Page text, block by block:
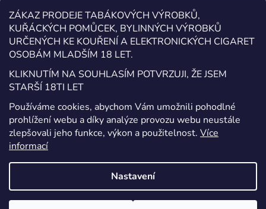
ZÁKAZ PRODEJE TABÁKOVÝCH VÝROBKŮ,
KUŘÁCKÝCH POMŮCEK, BYLINNÝCH VÝROBKŮ
URČENÝCH KE KOUŘENÍ A ELEKTRONICKÝCH CIGARET
OSOBÁM MLADŠÍM 18 LET.
KLIKNUTÍM NA SOUHLASÍM POTVRZUJI, ŽE JSEM
STARŠÍ 18TI LET
Používáme cookies, abychom Vám umožnili pohodlné
prohlížení webu a díky analýze provozu webu neustále
zlepšovali jeho funkce, výkon a použitelnost. Více
informací
Nastavení
Odebírat newsletter
Vložte svůj e-mail a my vám budeme zasílat informace o
nových produktech na našem e-shopu.
E-mail
Vložením e-mailu souhlasíte s
podmínkami ochrany
osobních údajů
PŘIHLÁSIT SE
Vytvořil Shoptet